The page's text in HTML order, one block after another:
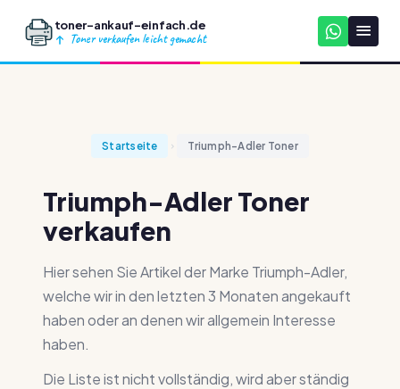
toner-ankauf-einfach.de
Toner verkaufen leicht gemacht
Startseite Triumph-Adler Toner
Triumph-Adler Toner
verkaufen
Hier sehen Sie Artikel der Marke Triumph-Adler,
welche wir in den letzten 3 Monaten angekauft
haben oder an denen wir allgemein Interesse
haben.
Die Liste ist nicht vollständig, wird aber ständig